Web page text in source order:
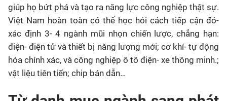
giúp họ bứt phá và tạo ra năng lực công nghiệp thật sự.
Việt Nam hoàn toàn có thể học hỏi cách tiếp cận đó-
xác định 3- 4 ngành mũi nhọn chiến lược, chẳng hạn:
điện- điện tử và thiết bị năng lượng mới; cơ khí- tự động
hóa chính xác, và công nghiệp ô tô điện- xe thông minh.;
vật liệu tiên tiến; chip bán dẫn…